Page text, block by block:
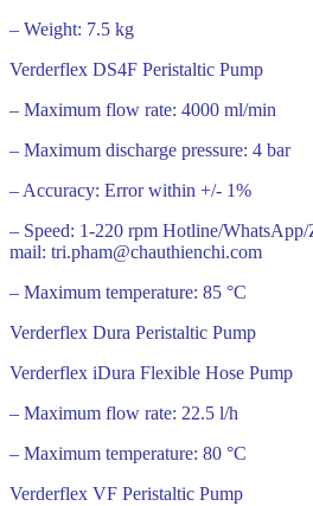
– Weight: 7.5 kg
Verderflex DS4F Peristaltic Pump
– Maximum flow rate: 4000 ml/min
– Maximum discharge pressure: 4 bar
– Accuracy: Error within +/- 1%
– Speed: 1-220 rpm Hotline/
mail: tri.pham@chauthienchi.com
– Maximum temperature: 85 °C
Verderflex Dura Peristaltic Pump
Verderflex iDura Flexible Hose Pump
– Maximum flow rate: 22.5 l/h
– Maximum temperature: 80 °C
Verderflex VF Peristaltic Pump